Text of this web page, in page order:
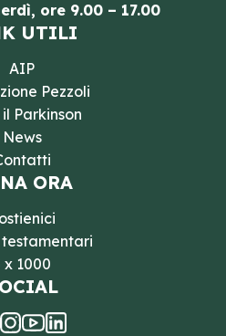
ore 9.00 – 17.00
UTILI
AIP
Pezzoli
il Parkinson
News
ORA
x 1000